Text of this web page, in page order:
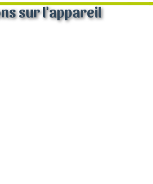
sur l'appareil